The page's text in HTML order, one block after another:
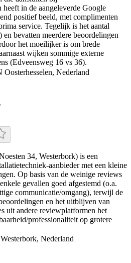
in de aangeleverde Google
positief beeld, met complimenten
service. Tegelijk is het aantal
bevatten meerdere beoordelingen
het moeilijker is om brede
wijken sommige externe
(Edveensweg 16 vs 36).
Nederland
34, Westerbork) is een
aanbieder met een kleine
Op basis van de weinige reviews
gevallen goed afgestemd (o.a.
communicatie/omgang), terwijl de
en het uitblijven van
uit andere reviewplatformen het
professionaliteit op grotere
Nederland